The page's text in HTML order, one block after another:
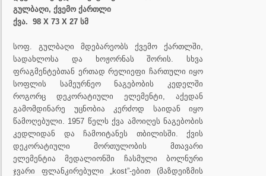
გულბაღი, ქვემო ქართლი
ქვა. 98 X 73 X 27 სმ
სოფ. გულბაღი მდებარეობს ქვემო ქართლში,
სადახლოსა და ხოჟორნას შორის. სხვა
ფრაგმენტებთან ერთად რელიეფი ჩართული იყო
სოფლის სამეურნეო ნაგებობის კედელში
როგორც დეკორატიული ელემენტი, აქედან
გამომდინარე უცნობია კერძოდ საიდან იყო
წამოღებული. 1957 წელს ქვა ამოიღეს ნაგებობის
კედლიდან და ჩამოიტანეს თბილისში. ქვის
დეკორატიული მორთულობის მთავარი
ელემენტია მედალიონში ჩასმული ბოლნური
ჯვარი ფლანკირებული „kost”-ებით (მაზდეიზმის